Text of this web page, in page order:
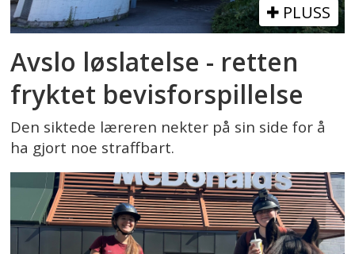
PLUSS
Avslo løslatelse - retten
fryktet bevisforspillelse
Den siktede læreren nekter på sin side for å
ha gjort noe straffbart.